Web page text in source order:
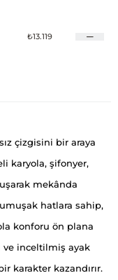
₺13.119
çizgisini bir araya
karyola, şifonyer,
mekânda
hatlara sahip,
konforu ön plana
ve inceltilmiş ayak
karakter kazandırır.